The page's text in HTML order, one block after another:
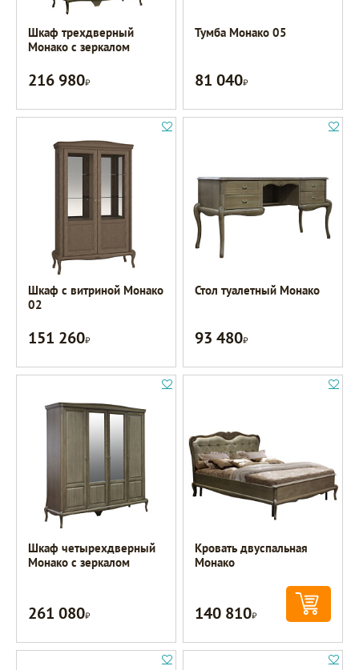
Шкаф трехдверный
Монако с зеркалом
216 980Р
Тумба Монако 05
81 040Р
Шкаф с витриной Монако
02
151 260Р
Стол туалетный Монако
93 480Р
Шкаф четырехдверный
Монако с зеркалом
261 080Р
Кровать двуспальная
Монако
140 810Р